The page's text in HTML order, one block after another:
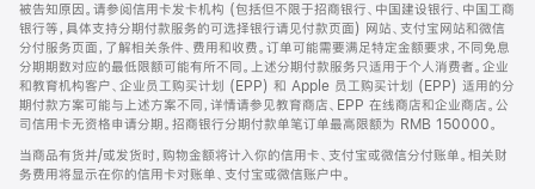
被告知原因。请参阅信用卡发卡机构 (包括但不限于招商银行、中国建设银行、中国工商
银行等，具体支持分期付款服务的可选择银行请见付款页面) 网站、支付宝网站和微信
分付服务页面，了解相关条件、费用和收费。订单可能需要满足特定金额要求，不同免息
分期期数对应的最低限额可能有所不同。上述分期付款服务只适用于个人消费者。企业
和教育机构客户、企业员工购买计划 (EPP) 和 Apple 员工购买计划 (EPP) 适用的分
期付款方案可能与上述方案不同，详情请参见教育商店、EPP 在线商店和企业商店。公
司信用卡无资格申请分期。招商银行分期付款单笔订单最高限额为 RMB 150000。
当商品有货并/或发货时，购物金额将计入你的信用卡、支付宝或微信分付账单。相关财
务费用将显示在你的信用卡对账单、支付宝或微信账户中。